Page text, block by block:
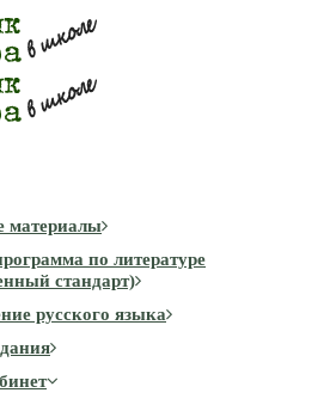
материалы
по литературе
стандарт)
русского языка